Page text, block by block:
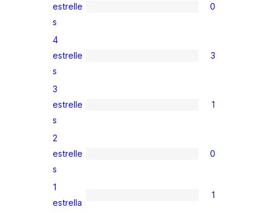
0
valoracions
de
5
estrelles
estrelle
s
0
3
valoracions
de
4
estrelles
4
estrelle
s
3
1
valoració
de
3
estrelles
3
estrelle
s
1
0
valoracions
de
2
2
estrelle
s
0
1
1
estrella
1